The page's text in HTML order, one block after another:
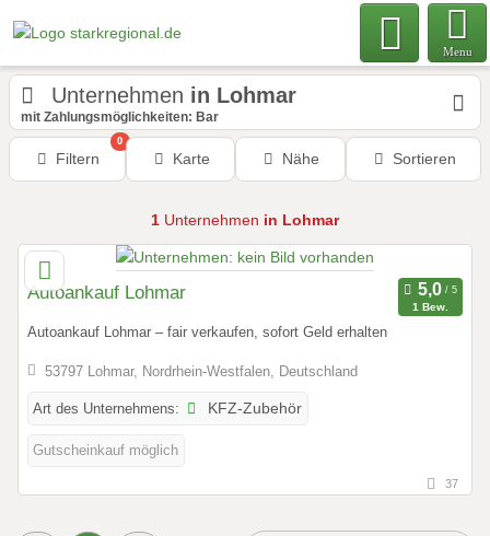
Menu
Unternehmen in Lohmar
mit Zahlungsmöglichkeiten: Bar
Filtern
0
Karte Nähe Sortieren
1 Unternehmen in Lohmar
Autoankauf Lohmar
1 Bew.
Autoankauf Lohmar – fair verkaufen, sofort Geld erhalten
53797 Lohmar, Nordrhein-Westfalen, Deutschland
Art des Unternehmens: KFZ-Zubehör
Gutscheinkauf möglich
37